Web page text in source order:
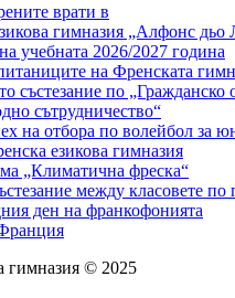
врати в
гимназия „Алфонс дьо
учебната 2026/2027 година
на Френската
състезание по „Гражданско
сътрудничество“
на отбора по волейбол за
езикова гимназия
„Климатична фреска“
между класовете по
ден на франкофонията
гимназия © 2025